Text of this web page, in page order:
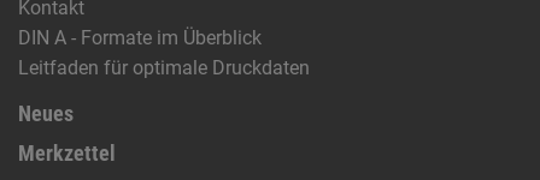
Kontakt
DIN A - Formate im Überblick
Leitfaden für optimale Druckdaten
Neues
Merkzettel